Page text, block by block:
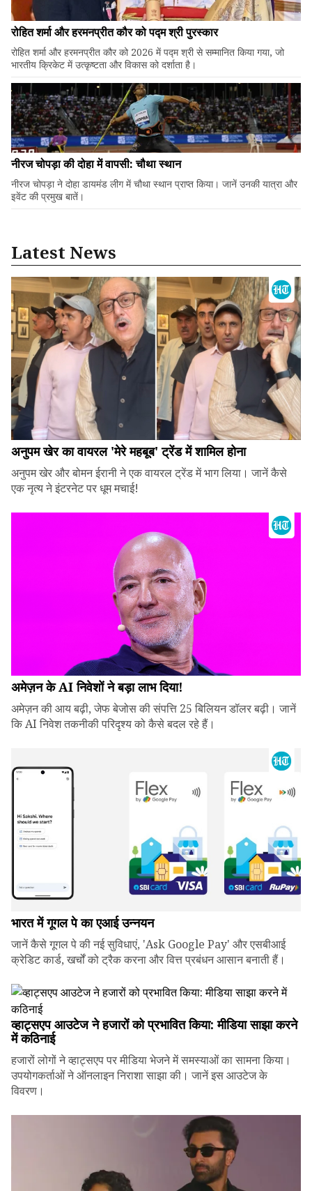
रोहित शर्मा और हरमनप्रीत कौर को पद्म श्री पुरस्कार
रोहित शर्मा और हरमनप्रीत कौर को 2026 में पद्म श्री से सम्मानित किया गया, जो
भारतीय क्रिकेट में उत्कृष्टता और विकास को दर्शाता है।
नीरज चोपड़ा की दोहा में वापसी: चौथा स्थान
नीरज चोपड़ा ने दोहा डायमंड लीग में चौथा स्थान प्राप्त किया। जानें उनकी यात्रा और
इवेंट की प्रमुख बातें।
Latest News
अनुपम खेर का वायरल 'मेरे महबूब' ट्रेंड में शामिल होना
अनुपम खेर और बोमन ईरानी ने एक वायरल ट्रेंड में भाग लिया। जानें कैसे
एक नृत्य ने इंटरनेट पर धूम मचाई!
अमेज़न के AI निवेशों ने बड़ा लाभ दिया!
अमेज़न की आय बढ़ी, जेफ बेजोस की संपत्ति 25 बिलियन डॉलर बढ़ी। जानें
कि AI निवेश तकनीकी परिदृश्य को कैसे बदल रहे हैं।
भारत में गूगल पे का एआई उन्नयन
जानें कैसे गूगल पे की नई सुविधाएं, 'Ask Google Pay' और एसबीआई
क्रेडिट कार्ड, खर्चों को ट्रैक करना और वित्त प्रबंधन आसान बनाती हैं।
व्हाट्सएप आउटेज ने हजारों को प्रभावित किया: मीडिया साझा करने
में कठिनाई
हजारों लोगों ने व्हाट्सएप पर मीडिया भेजने में समस्याओं का सामना किया।
उपयोगकर्ताओं ने ऑनलाइन निराशा साझा की। जानें इस आउटेज के
विवरण।